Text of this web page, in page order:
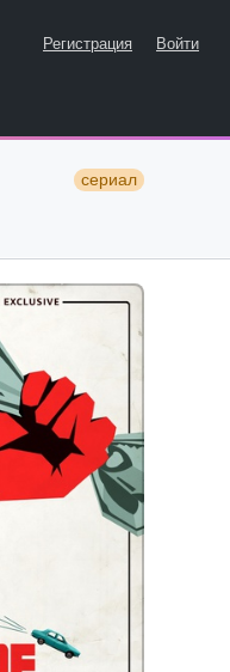
Регистрация Войти
сериал